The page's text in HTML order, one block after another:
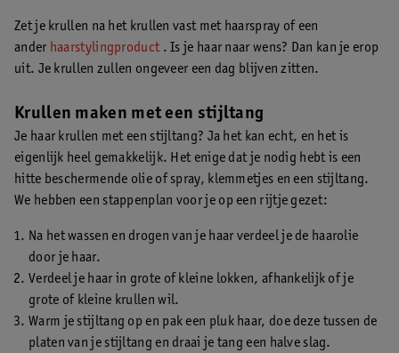
Zet je krullen na het krullen vast met haarspray of een
ander haarstylingproduct . Is je haar naar wens? Dan kan je erop
uit. Je krullen zullen ongeveer een dag blijven zitten.
Krullen maken met een stijltang
Je haar krullen met een stijltang? Ja het kan echt, en het is
eigenlijk heel gemakkelijk. Het enige dat je nodig hebt is een
hitte beschermende olie of spray, klemmetjes en een stijltang.
We hebben een stappenplan voor je op een rijtje gezet:
Na het wassen en drogen van je haar verdeel je de haarolie
door je haar.
Verdeel je haar in grote of kleine lokken, afhankelijk of je
grote of kleine krullen wil.
Warm je stijltang op en pak een pluk haar, doe deze tussen de
platen van je stijltang en draai je tang een halve slag.